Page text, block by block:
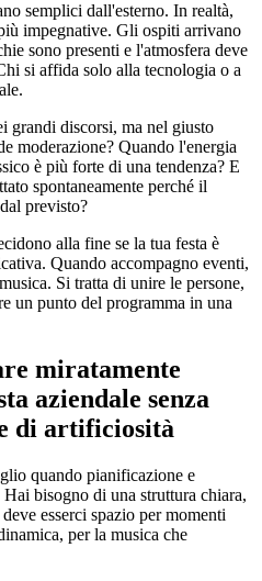
semplici dall'esterno. In realtà,
impegnative. Gli ospiti arrivano
sono presenti e l'atmosfera deve
si affida solo alla tecnologia o a
grandi discorsi, ma nel giusto
moderazione? Quando l'energia
è più forte di una tendenza? E
spontaneamente perché il
previsto?
alla fine se la tua festa è
Quando accompagno eventi,
Si tratta di unire le persone,
un punto del programma in una
miratamente
aziendale senza
di artificiosità
quando pianificazione e
bisogno di una struttura chiara,
esserci spazio per momenti
per la musica che